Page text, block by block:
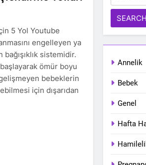
5 Yol Youtube
engelleyen ya
sistemidir.
ömür boyu
bebeklerin
için dışarıdan
for:
Annelik
Bebek
Genel
Hafta